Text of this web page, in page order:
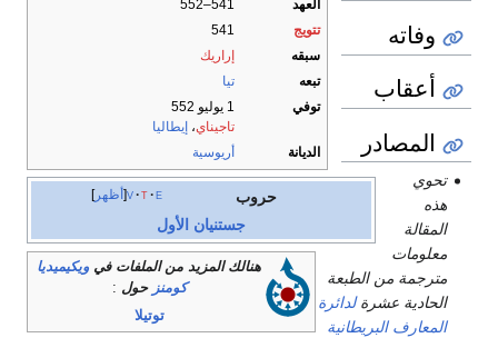
العهد
541–552
تتويج
541
سبقه
إراريك
تبعه
تيا
توفي
1 يوليو 552
تاجيناي، إيطاليا
الديانة
أريوسية
أظهر v t e
حروب
جستنيان الأول
هنالك المزيد من الملفات في ويكيميديا
كومنز حول :
توتيلا
وفاته
أعقاب
المصادر
تحوي
هذه
المقالة
معلومات
مترجمة من الطبعة
الحادية عشرةلدائرة
المعارف البريطانية